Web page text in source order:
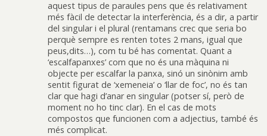
aquest tipus de paraules pens que és relativament
més fàcil de detectar la interferència, és a dir, a partir
del singular i el plural (rentamans crec que seria bo
perquè sempre es renten totes 2 mans, igual que
peus,dits…), com tu bé has comentat. Quant a
‘escalfapanxes’ com que no és una màquina ni
objecte per escalfar la panxa, sinó un sinònim amb
sentit figurat de ‘xemeneia’ o ‘llar de foc’, no és tan
clar que hagi d’anar en singular (potser sí, però de
moment no ho tinc clar). En el cas de mots
compostos que funcionen com a adjectius, també és
més complicat.